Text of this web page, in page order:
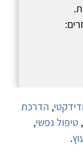
, הדרכת
, טיפול נפשי,
.